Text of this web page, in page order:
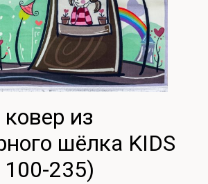
из
шёлка KIDS
100-235)